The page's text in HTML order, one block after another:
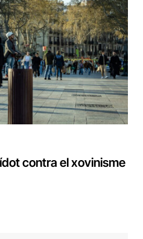
contra el xovinisme